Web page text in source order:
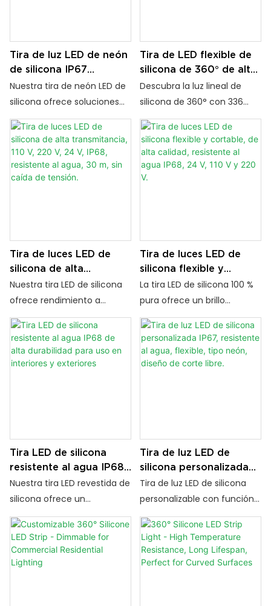
Tira de luz LED de neón
de silicona IP67
resistente a los rayos
UV de alto rendimiento
Nuestra tira de neón LED de
silicona ofrece soluciones
de iluminación flexibles,
impermeables y resistentes
a los rayos UV. Disponible en
varios tamaños, voltajes y
opciones de emisión para
Tira de LED flexible de
silicona de 360° de alto
brillo para decoración
de interiores
Descubra la luz lineal de
silicona de 360° con 336
LED/m para una iluminación
uniforme. Flexible, duradera
e ideal para la decoración
de interiores en hogares,
hoteles y tiendas.
Tira de luces LED de
silicona de alta
transmitancia, 110 V, 220
V, 24 V, IP68, resistente
de tensión.
Nuestra tira LED de silicona
ofrece rendimiento a
prueba de agua IP68, diseño
flexible y cortable, y admite
alimentación de 24 V, 110 V o
220 V. Proporciona una
arquitectónica, paisajística y
comercial.
Tira de luces LED de
silicona flexible y
cortable, de alta
calidad, resistente al
220 V.
La tira LED de silicona 100 %
pura ofrece un brillo
constante de larga
duración, resistencia a la
intemperie de -50 °C a 150
°C, impermeabilidad
y exterior confiable.
Tira LED de silicona
resistente al agua IP68
de alta durabilidad para
uso en interiores y
Nuestra tira LED revestida de
silicona ofrece un
rendimiento impermeable
fiable (IP68), colores
vibrantes y un brillo estable.
Compatible con 24 V / 110 V
Tira de luz LED de
silicona personalizada
IP67, resistente al agua,
flexible, tipo neón,
Tira de luz LED de silicona
personalizable con función
de corte libre. Alto índice de
reproducción cromática
(CRI), flexible, resistente al
amarilleamiento, ideal para